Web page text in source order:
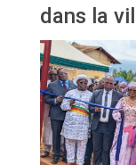
dans la